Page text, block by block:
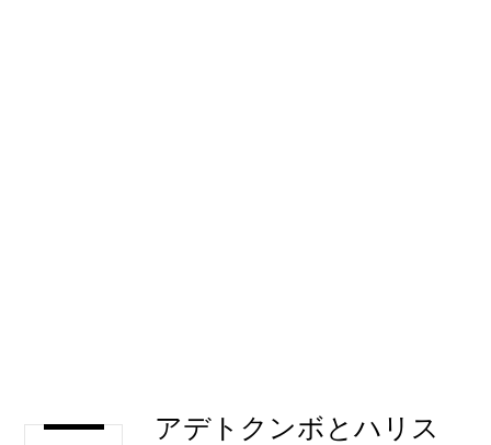
アデトクンボとハリス